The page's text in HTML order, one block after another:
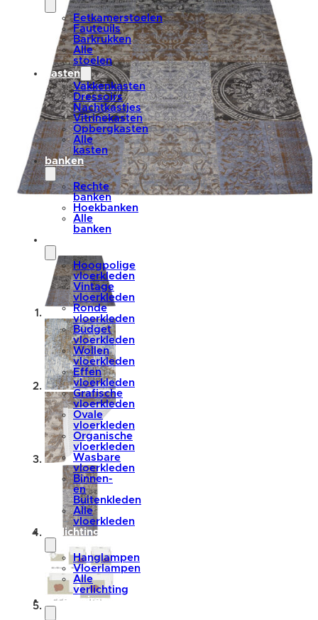
Eetkamerstoelen
Fauteuils
Barkrukken
Alle
stoelen
kasten
Vakkenkasten
Dressoirs
Nachtkastjes
Vitrinekasten
Opbergkasten
Alle
kasten
banken
Rechte
banken
Hoekbanken
Alle
banken
Hoogpolige
vloerkleden
Vintage
vloerkleden
Ronde
vloerkleden
Budget
vloerkleden
Wollen
vloerkleden
Effen
vloerkleden
Grafische
vloerkleden
Ovale
vloerkleden
Organische
vloerkleden
Wasbare
vloerkleden
Binnen-
en
Buitenkleden
Alle
vloerkleden
verlichting
Hanglampen
Vloerlampen
Alle
verlichting
accessoires